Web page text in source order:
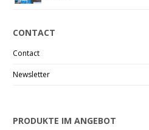
CONTACT
Contact
Newsletter
PRODUKTE IM ANGEBOT